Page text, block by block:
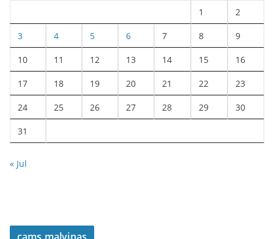
1 2
3 4 5 6 7 8 9
10 11 12 13 14 15 16
17 18 19 20 21 22 23
24 25 26 27 28 29 30
31
« Jul
cams malvinas